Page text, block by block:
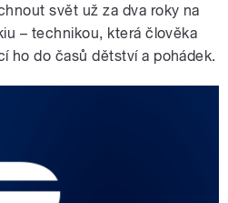
svět už za dva roky na
– technikou, která člověka
ho do časů dětství a pohádek.